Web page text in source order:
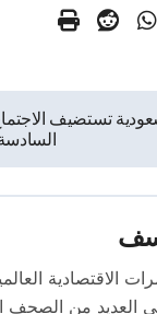
تستضيف
من المؤتمرات
العديد من الصحف